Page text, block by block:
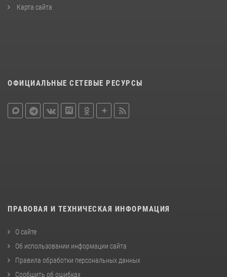
Карта сайта
ОФИЦИАЛЬНЫЕ СЕТЕВЫЕ РЕСУРСЫ
ПРАВОВАЯ И ТЕХНИЧЕСКАЯ ИНФОРМАЦИЯ
О сайте
Об использовании информации сайта
Правила обработки персональных данных
Сообщить об ошибках